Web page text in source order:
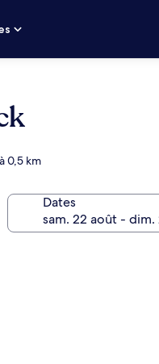
0,5 km
Dates